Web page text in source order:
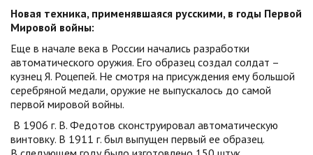
Новая техника, применявшаяся русскими, в годы Первой
Мировой войны:
Еще в начале века в России начались разработки
автоматического оружия. Его образец создал солдат –
кузнец Я. Роцепей. Не смотря на присуждения ему большой
серебряной медали, оружие не выпускалось до самой
первой мировой войны.
В 1906 г. В. Федотов сконструировал автоматическую
винтовку. В 1911 г. был выпущен первый ее образец.